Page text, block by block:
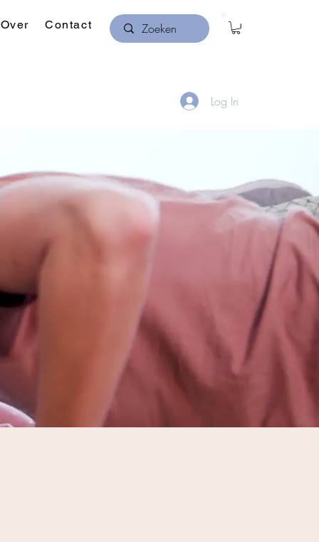
Over Contact
Log In